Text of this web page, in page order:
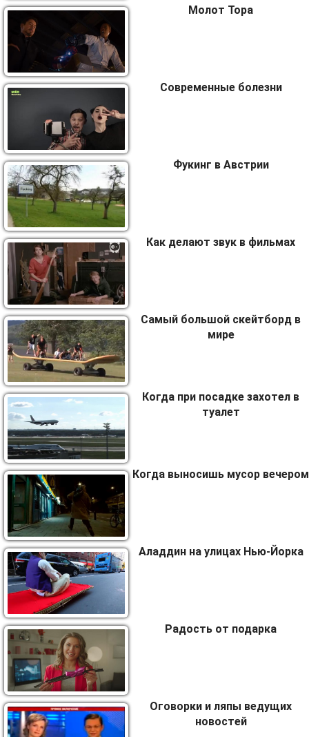
Молот Тора
Современные болезни
Фукинг в Австрии
Как делают звук в фильмах
Самый большой скейтборд в
мире
Когда при посадке захотел в
туалет
Когда выносишь мусор вечером
Аладдин на улицах Нью-Йорка
Радость от подарка
Оговорки и ляпы ведущих
новостей